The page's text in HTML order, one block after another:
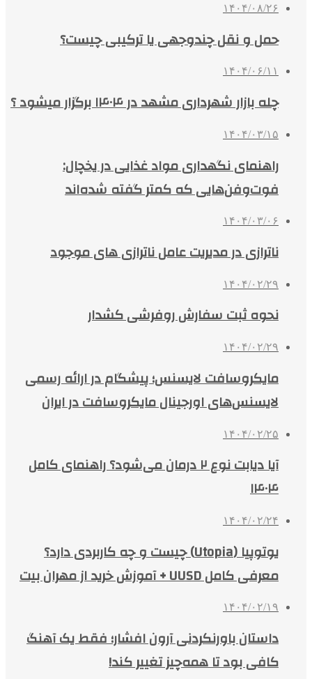
۱۴۰۴/۰۸/۲۶
حمل و نقل چندوجهی یا ترکیبی چیست؟
۱۴۰۴/۰۶/۱۱
چله بازار شهرداری مشهد در ۱۴۰۴ برگزار میشود ؟
۱۴۰۴/۰۳/۱۵
راهنمای نگهداری مواد غذایی در یخچال:
فوت‌وفن‌هایی که کمتر گفته شده‌اند
۱۴۰۴/۰۳/۰۶
ناترازی در مدیریت عامل ناترازی های موجود
۱۴۰۴/۰۲/۲۹
نحوه ثبت سفارش روفرشی کشدار
۱۴۰۴/۰۲/۲۹
مایکروسافت لایسنس؛ پیشگام در ارائه رسمی
لایسنس‌های اورجینال مایکروسافت در ایران
۱۴۰۴/۰۲/۲۵
آیا دیابت نوع ۲ درمان می‌شود؟ راهنمای کامل
۱۴۰۴
۱۴۰۴/۰۲/۲۴
یوتوپیا (Utopia) چیست و چه کاربردی دارد؟
معرفی کامل UUSD + آموزش خرید از مهران بیت
۱۴۰۴/۰۲/۱۹
داستان باورنکردنی آرون افشار؛ فقط یک آهنگ
کافی بود تا همه‌چیز تغییر کند!